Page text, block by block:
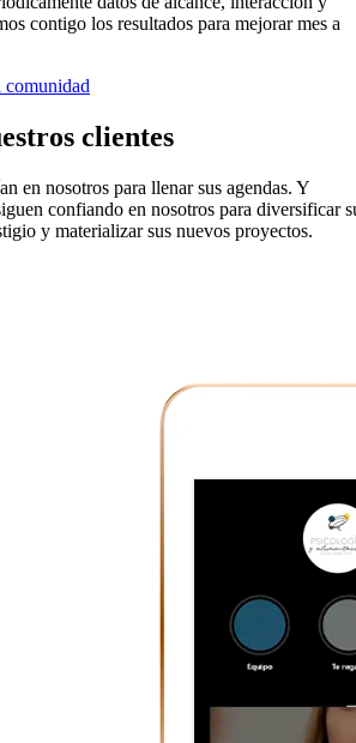
contigo los resultados para mejorar mes a
comunidad
clientes
en nosotros para llenar sus agendas. Y
confiando en nosotros para diversificar
y materializar sus nuevos proyectos.